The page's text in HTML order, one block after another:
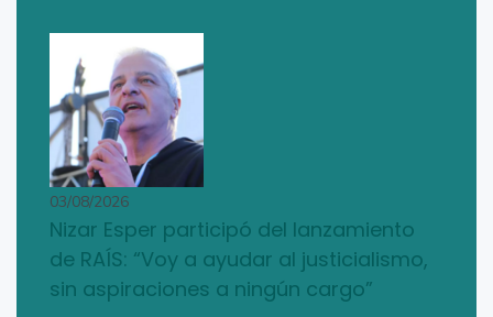
03/08/2026
Nizar Esper participó del lanzamiento
de RAÍS: “Voy a ayudar al justicialismo,
sin aspiraciones a ningún cargo”